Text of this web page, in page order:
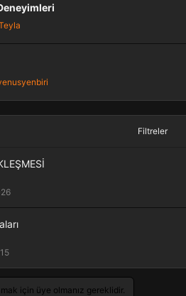
Filtreler
için üye olmanız gereklidir.